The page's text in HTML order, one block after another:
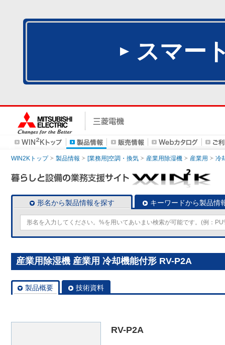
スマー
WIN2Kトップ 製品情報 [業務用]空調・換気 産業用除湿機 産業用 冷
形名から製品情報を探す キーワードから製品情
産業用除湿機 産業用 冷却機能付形 RV-P2A
製品概要 技術資料
RV-P2A